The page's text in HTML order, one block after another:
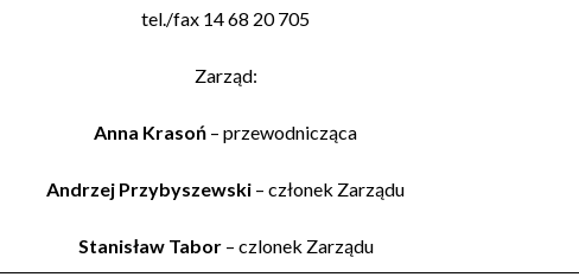
tel./fax 14 68 20 705
Zarząd:
Anna Krasoń – przewodnicząca
Andrzej Przybyszewski – członek Zarządu
Stanisław Tabor– czlonek Zarządu